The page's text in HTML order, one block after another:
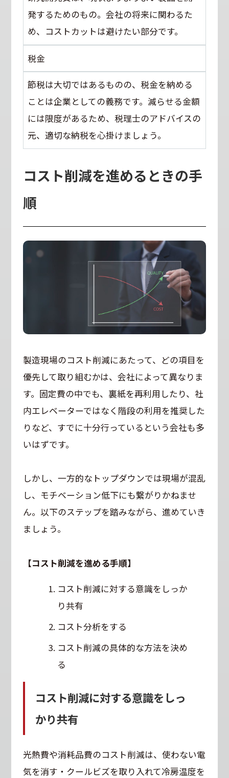
発するためのもの。会社の将来に関わるた
め、コストカットは避けたい部分です。
税金
節税は大切ではあるものの、税金を納める
ことは企業としての義務です。減らせる金額
には限度があるため、税理士のアドバイスの
元、適切な納税を心掛けましょう。
コスト削減を進めるときの手
順
製造現場のコスト削減にあたって、どの項目を
優先して取り組むかは、会社によって異なりま
す。固定費の中でも、裏紙を再利用したり、社
内エレベーターではなく階段の利用を推奨した
りなど、すでに十分行っているという会社も多
いはずです。
しかし、一方的なトップダウンでは現場が混乱
し、モチベーション低下にも繋がりかねませ
ん。以下のステップを踏みながら、進めていき
ましょう。
【コスト削減を進める手順】
コスト削減に対する意識をしっか
り共有
コスト分析をする
コスト削減の具体的な方法を決め
る
コスト削減に対する意識をしっ
かり共有
光熱費や消耗品費のコスト削減は、使わない電
気を消す・クールビズを取り入れて冷房温度を